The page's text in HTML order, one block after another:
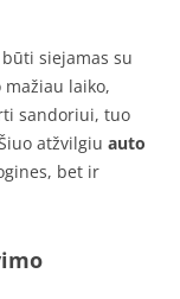
siejamas su
laiko,
sandoriui, tuo
atžvilgiu auto
bet ir